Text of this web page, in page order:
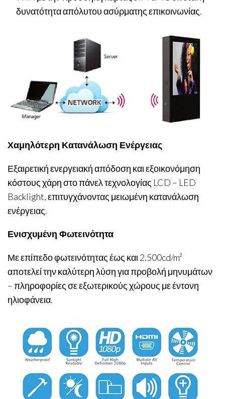
δυνατότητα απόλυτου ασύρματης επικοινωνίας.
Χαμηλότερη Κατανάλωση Ενέργειας
Εξαιρετική ενεργειακή απόδοση και εξοικονόμηση
κόστους χάρη στο πάνελ τεχνολογίας LCD – LED
Backlight, επιτυγχάνοντας μειωμένη κατανάλωση
ενέργειας.
Ενισχυμένη Φωτεινότητα
Με επίπεδο φωτεινότητας έως και 2.500cd/m²
αποτελεί την καλύτερη λύση για προβολή μηνυμάτων
– πληροφορίες σε εξωτερικούς χώρους με έντονη
ηλιοφάνεια.